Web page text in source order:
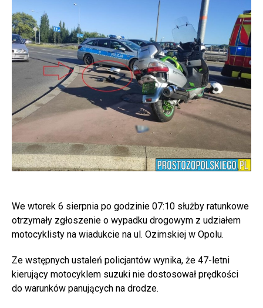
We wtorek 6 sierpnia po godzinie 07:10 służby ratunkowe
otrzymały zgłoszenie o wypadku drogowym z udziałem
motocyklisty na wiadukcie na ul. Ozimskiej w Opolu.
Ze wstępnych ustaleń policjantów wynika, że 47-letni
kierujący motocyklem suzuki nie dostosował prędkości
do warunków panujących na drodze.